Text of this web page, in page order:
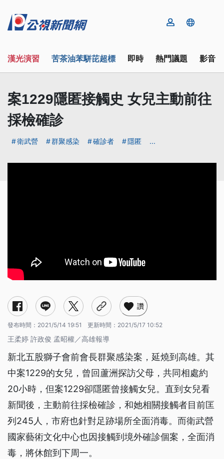
漢光演習 苦茶油苯駢芘超標 即時 熱門議題 影音
案1229隱匿接觸史 女兒主動前往
採檢確診
衛武營 群聚感染 確診者 隱匿 ...
讚
發布時間： 2021/5/14 19:51 更新時間： 2021/5/17 10:52
王柔婷 許政俊 孟昭權／高雄報導
新北五股獅子會前會長群聚感染案，延燒到高雄。其
中案1229的女兒，曾回蘆洲探訪父母，共同相處約
20小時，但案1229卻隱匿曾接觸女兒。直到女兒看
新聞後，主動前往採檢確診，和她相關接觸者目前匡
列245人，市府也針對足跡場所全面消毒。而衛武營
國家藝術文化中心也因接觸到境外確診個案，全面消
毒，將休館到下周一。